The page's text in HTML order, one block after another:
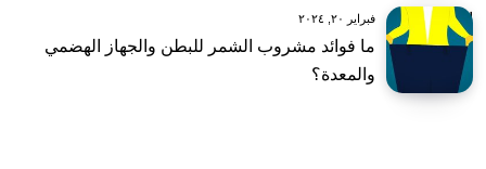
فبراير ٢٠, ٢٠٢٤
ما فوائد مشروب الشمر للبطن والجهاز الهضمي
والمعدة؟